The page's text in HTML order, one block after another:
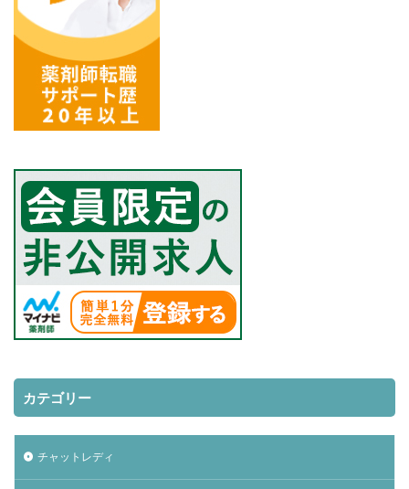
カテゴリー
チャットレディ